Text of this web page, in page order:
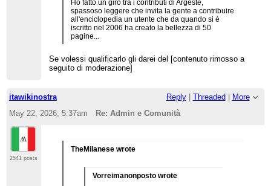
Ho fatto un giro tra i contributi di Argeste,
spassoso leggere che invita la gente a contribuire
all'enciclopedia un utente che da quando si è
iscritto nel 2006 ha creato la bellezza di 50
pagine...
Se volessi qualificarlo gli darei del [contenuto rimosso a
seguito di moderazione]
itawikinostra Reply| Threaded
More
May 22, 2026; 5:37am
Re: Admin e Comunità
2541 posts
TheMilanese wrote
Vorreimanonposto wrote